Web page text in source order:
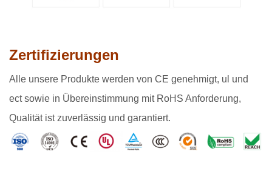
Zertifizierungen
Alle unsere Produkte werden von CE genehmigt, ul und
ect sowie in Übereinstimmung mit RoHS Anforderung,
Qualität ist zuverlässig und garantiert.